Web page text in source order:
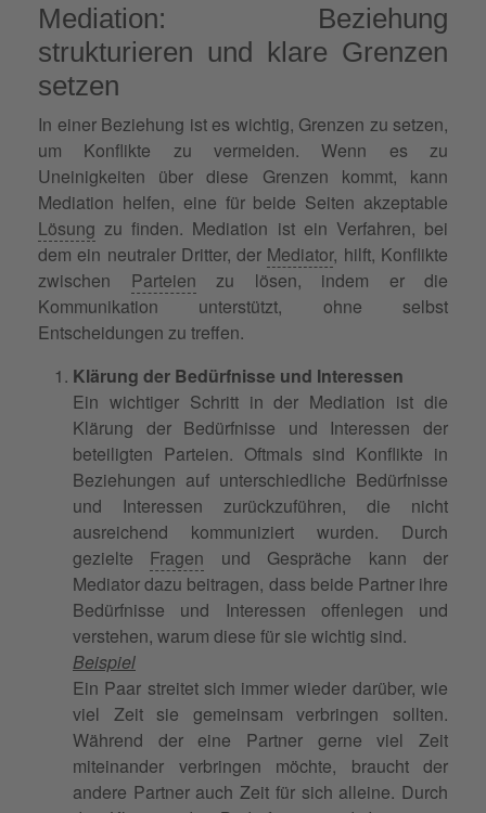
Mediation: Beziehung
strukturieren und klare Grenzen
setzen
In einer Beziehung ist es wichtig, Grenzen zu setzen,
um Konflikte zu vermeiden. Wenn es zu
Uneinigkeiten über diese Grenzen kommt, kann
Mediation helfen, eine für beide Seiten akzeptable
Lösung zu finden. Mediation ist ein Verfahren, bei
dem ein neutraler Dritter, der Mediator, hilft, Konflikte
zwischen Parteien zu lösen, indem er die
Kommunikation unterstützt, ohne selbst
Entscheidungen zu treffen.
Klärung der Bedürfnisse und Interessen
Ein wichtiger Schritt in der Mediation ist die
Klärung der Bedürfnisse und Interessen der
beteiligten Parteien. Oftmals sind Konflikte in
Beziehungen auf unterschiedliche Bedürfnisse
und Interessen zurückzuführen, die nicht
ausreichend kommuniziert wurden. Durch
gezielte Fragen und Gespräche kann der
Mediator dazu beitragen, dass beide Partner ihre
Bedürfnisse und Interessen offenlegen und
verstehen, warum diese für sie wichtig sind.
Beispiel
Ein Paar streitet sich immer wieder darüber, wie
viel Zeit sie gemeinsam verbringen sollten.
Während der eine Partner gerne viel Zeit
miteinander verbringen möchte, braucht der
andere Partner auch Zeit für sich alleine. Durch